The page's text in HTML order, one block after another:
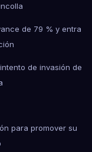
de 79 % y entra
de invasión de
para promover su